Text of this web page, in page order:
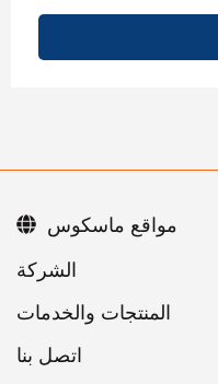
اتصل بنا
مواقع ماسكوس